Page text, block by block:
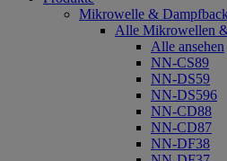
Mikrowelle &
Alle Mikrowellen
Alle ansehen
NN-CS89
NN-DS59
NN-DS596
NN-CD88
NN-CD87
NN-DF38